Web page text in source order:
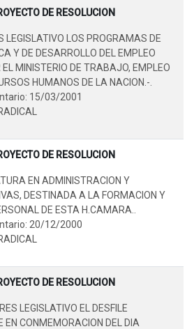
DE RESOLUCION
LEGISLATIVO LOS PROGRAMAS DE
Y DE DESARROLLO DEL EMPLEO
EL MINISTERIO DE TRABAJO, EMPLEO
HUMANOS DE LA NACION.-.
15/03/2001
DE RESOLUCION
EN ADMINISTRACION Y
DESTINADA A LA FORMACION Y
DE ESTA H.CAMARA..
20/12/2000
DE RESOLUCION
LEGISLATIVO EL DESFILE
EN CONMEMORACION DEL DIA